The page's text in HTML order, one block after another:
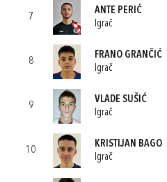
7
ANTE PERIĆ
Igrač
8
FRANO GRANČIĆ
Igrač
9
VLADE SUŠIĆ
Igrač
10
KRISTIJAN BAGO
Igrač